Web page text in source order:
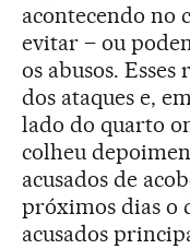
acontecendo no
evitar – ou
os abusos.
dos ataques e,
lado do quarto
colheu
acusados de
próximos dias o
acusados